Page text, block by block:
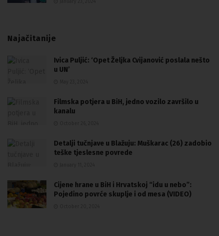
Najačitanije
Ivica Puljić: ‘Opet Željka Cvijanović poslala nešto
u UN’
Filmska potjera u BiH, jedno vozilo završilo u
kanalu
Detalji tučnjave u Blažuju: Muškarac (26) zadobio
teške tjeslesne povrede
Cijene hrane u BiH i Hrvatskoj “idu u nebo”:
Pojedino povrće skuplje i od mesa (VIDEO)